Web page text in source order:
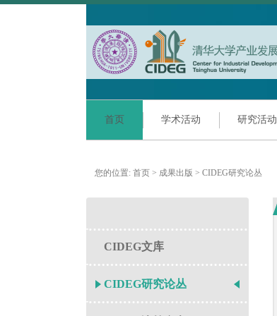
首页 学术活动 研究活动
您的位置: 首页 > 成果出版 > CIDEG研究论丛
CIDEG文库
CIDEG研究论丛